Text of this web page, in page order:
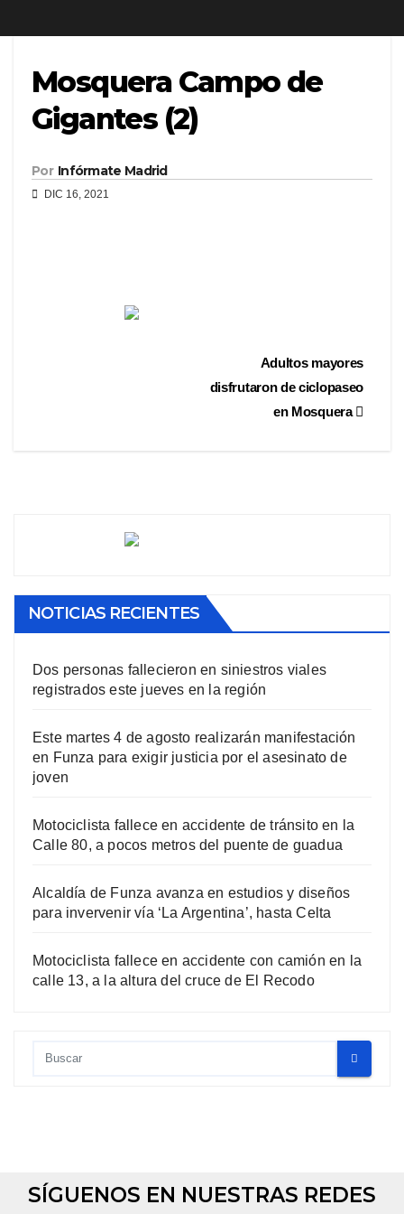
Mosquera Campo de
Gigantes (2)
Por Infórmate Madrid
DIC 16, 2021
Adultos mayores
disfrutaron de ciclopaseo
en Mosquera
NOTICIAS RECIENTES
Dos personas fallecieron en siniestros viales
registrados este jueves en la región
Este martes 4 de agosto realizarán manifestación
en Funza para exigir justicia por el asesinato de
joven
Motociclista fallece en accidente de tránsito en la
Calle 80, a pocos metros del puente de guadua
Alcaldía de Funza avanza en estudios y diseños
para invervenir vía ‘La Argentina’, hasta Celta
Motociclista fallece en accidente con camión en la
calle 13, a la altura del cruce de El Recodo
SÍGUENOS EN NUESTRAS REDES